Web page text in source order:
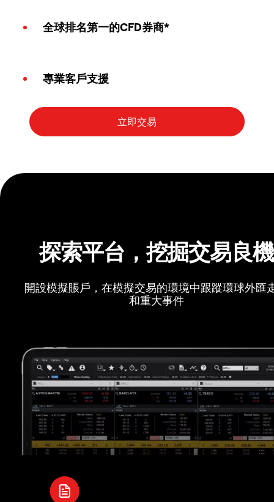
全球排名第一的CFD券商*
專業客戶支援
探索平台，挖掘交易良機
開設模擬賬戶，在模擬交易的環境中跟蹤環球外匯
和重大事件